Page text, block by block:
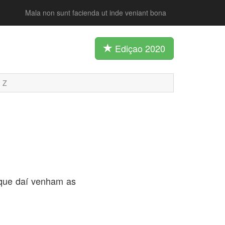
Mala non sunt facienda ut inde veniant bona
Ediçao 2020
Z
daí venham as